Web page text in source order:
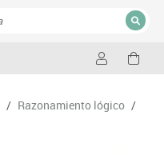
CERRAR
/ Razonamiento lógico /